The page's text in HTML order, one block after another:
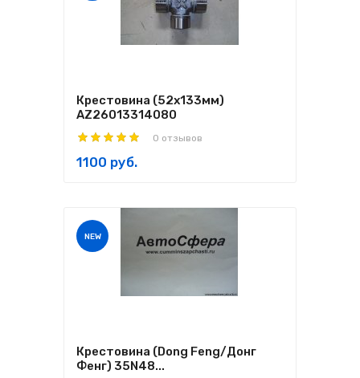
Крестовина (52х133мм)
AZ26013314080
0 отзывов
1100 руб.
NEW
Крестовина (Dong Feng/Донг
Фенг) 35N48...